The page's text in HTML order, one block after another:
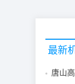
最新
唐山